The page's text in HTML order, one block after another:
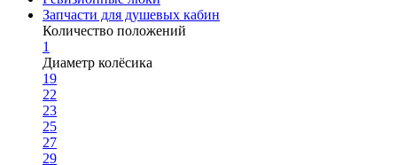
Запчасти для душевых кабин
Количество положений
1
Диаметр колёсика
19
22
23
25
27
29